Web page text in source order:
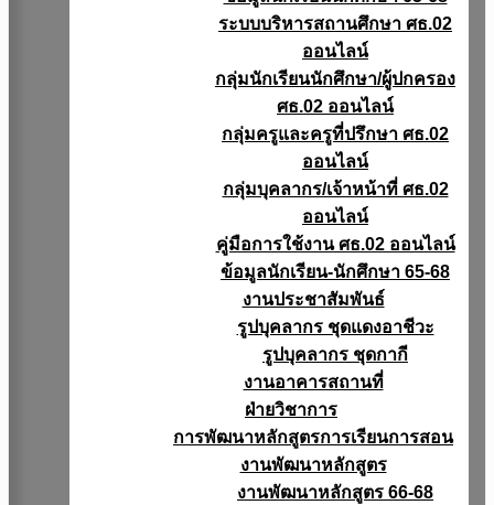
ระบบบริหารสถานศึกษา ศธ.02
ออนไลน์
กลุ่มนักเรียนนักศึกษา/ผู้ปกครอง
ศธ.02 ออนไลน์
กลุ่มครูและครูที่ปรึกษา ศธ.02
ออนไลน์
กลุ่มบุคลากร/เจ้าหน้าที่ ศธ.02
ออนไลน์
คู่มือการใช้งาน ศธ.02 ออนไลน์
ข้อมูลนักเรียน-นักศึกษา 65-68
งานประชาสัมพันธ์
รูปบุคลากร ชุดแดงอาชีวะ
รูปบุคลากร ชุดกากี
งานอาคารสถานที่
ฝ่ายวิชาการ
การพัฒนาหลักสูตรการเรียนการสอน
งานพัฒนาหลักสูตร
งานพัฒนาหลักสูตร 66-68